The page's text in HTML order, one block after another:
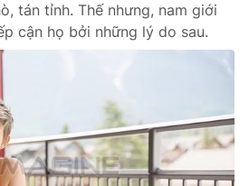
tán tỉnh. Thế nhưng, nam giới
cận họ bởi những lý do sau.